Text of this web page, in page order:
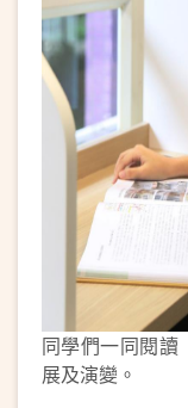
同學們一同閱讀
展及演變。